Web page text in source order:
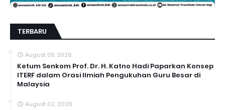
TERBARU
August 05, 2026
Ketum Senkom Prof. Dr. H. Katno Hadi Paparkan Konsep
ITERF dalam Orasi Ilmiah Pengukuhan Guru Besar di
Malaysia
August 02, 2026